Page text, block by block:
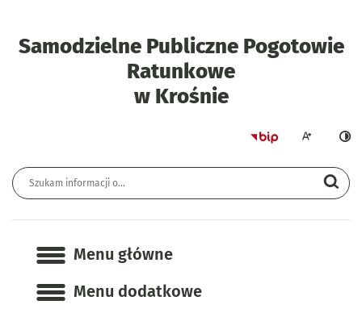
Samodzielne Publiczne Pogotowie
Ratunkowe
w Krośnie- Konkurs
StronaWiększa
Wyszukiwarka
Menu główne
Menu główne
Menu dodatkowe